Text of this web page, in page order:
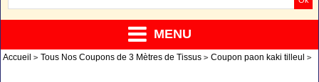
MENU
Accueil Tous Nos Coupons de 3 Mètres de Tissus Coupon paon kaki tilleul